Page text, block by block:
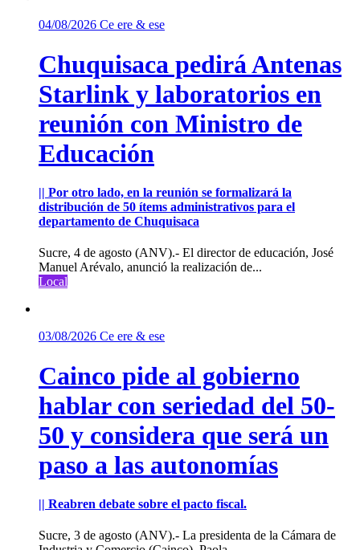
04/08/2026 Ce ere & ese
Chuquisaca pedirá Antenas
Starlink y laboratorios en
reunión con Ministro de
Educación
|| Por otro lado, en la reunión se formalizará la
distribución de 50 ítems administrativos para el
departamento de Chuquisaca
Sucre, 4 de agosto (ANV).- El director de educación, José
Manuel Arévalo, anunció la realización de...
Local
03/08/2026 Ce ere & ese
Cainco pide al gobierno
hablar con seriedad del 50-
50 y considera que será un
paso a las autonomías
|| Reabren debate sobre el pacto fiscal.
Sucre, 3 de agosto (ANV).- La presidenta de la Cámara de